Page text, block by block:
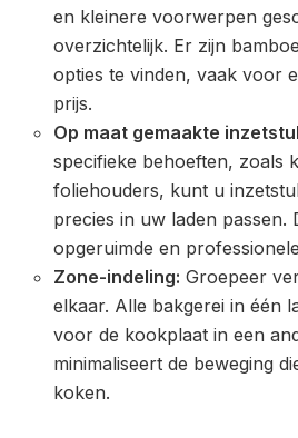
en kleinere voorwerpen
overzichtelijk. Er zijn
opties te vinden, vaak voor
prijs.
Op maat gemaakte
specifieke behoeften, zoals
foliehouders, kunt u
precies in uw laden passen.
opgeruimde en
Zone-indeling: Groepeer
elkaar. Alle bakgerei in één
voor de kookplaat in een
minimaliseert de beweging
koken.